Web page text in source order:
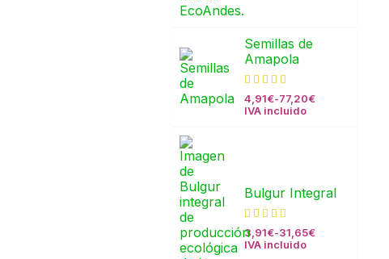
Semillas de
Amapola
4,91€-77,20€
IVA incluido
Bulgur Integral
3,91€-31,65€
IVA incluido